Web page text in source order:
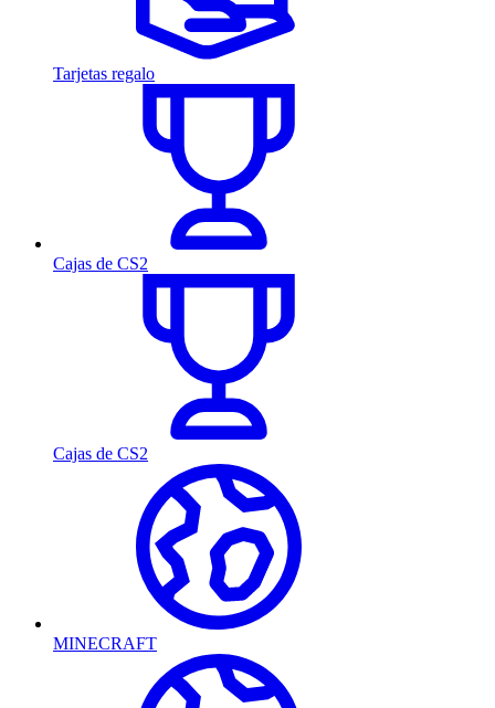
Tarjetas regalo
Cajas de CS2
Cajas de CS2
MINECRAFT